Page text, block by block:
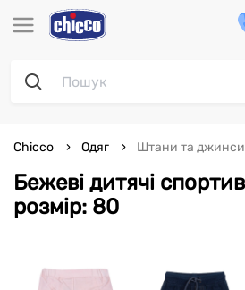
Бежеві дитячі спортивні штани,
розмір: 80
Chicco Одяг Штани та джинси